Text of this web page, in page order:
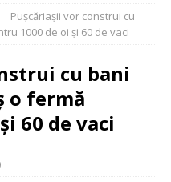
Pușcăriașii vor construi cu
1000 de oi și 60 de vaci
cu bani
o fermă
60 de vaci